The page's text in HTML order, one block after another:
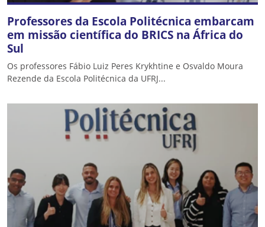
Professores da Escola Politécnica embarcam
em missão científica do BRICS na África do
Sul
Os professores Fábio Luiz Peres Krykhtine e Osvaldo Moura
Rezende da Escola Politécnica da UFRJ...